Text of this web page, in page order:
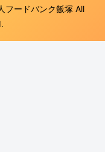
ードバンク飯塚 All